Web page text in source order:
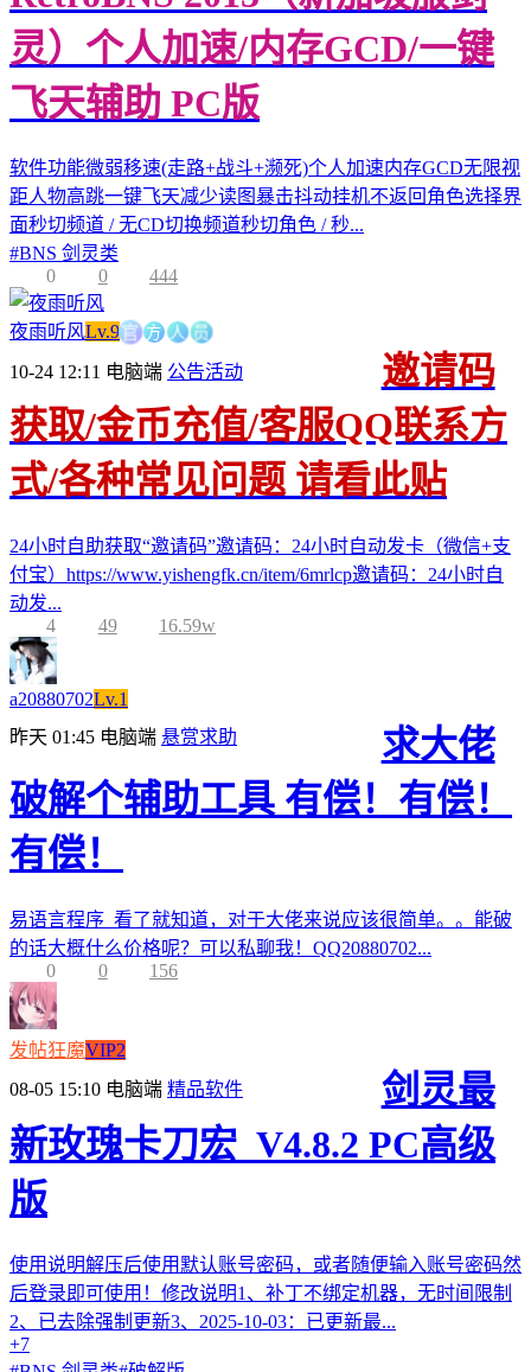
灵）个人加速/内存GCD/一键
飞天辅助 PC版
软件功能微弱移速(走路+战斗+濒死)个人加速内存GCD无限视
距人物高跳一键飞天减少读图暴击抖动挂机不返回角色选择界
面秒切频道 / 无CD切换频道秒切角色 / 秒...
#BNS 剑灵类
0
0 444
夜雨听风Lv.9官方人员
10-24 12:11 电脑端 公告活动
邀请码
获取/金币充值/客服QQ联系方
式/各种常见问题 请看此贴
24小时自助获取“邀请码”邀请码：24小时自动发卡（微信+支
付宝）https://www.yishengfk.cn/item/6mrlcp邀请码：24小时自
动发...
4
49 16.59w
a20880702Lv.1
昨天 01:45 电脑端 悬赏求助
求大佬
破解个辅助工具 有偿！有偿！
有偿！
易语言程序 看了就知道，对于大佬来说应该很简单。。能破
的话大概什么价格呢？可以私聊我！QQ20880702...
0
0 156
发帖狂魔VIP2
08-05 15:10 电脑端 精品软件
剑灵最
新玫瑰卡刀宏_V4.8.2 PC高级
版
使用说明解压后使用默认账号密码，或者随便输入账号密码然
后登录即可使用！修改说明1、补丁不绑定机器，无时间限制
2、已去除强制更新3、2025-10-03：已更新最...
+7